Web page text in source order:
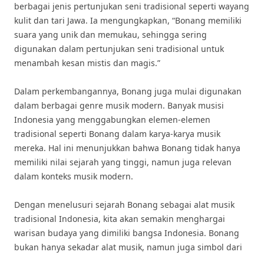
berbagai jenis pertunjukan seni tradisional seperti wayang
kulit dan tari Jawa. Ia mengungkapkan, “Bonang memiliki
suara yang unik dan memukau, sehingga sering
digunakan dalam pertunjukan seni tradisional untuk
menambah kesan mistis dan magis.”
Dalam perkembangannya, Bonang juga mulai digunakan
dalam berbagai genre musik modern. Banyak musisi
Indonesia yang menggabungkan elemen-elemen
tradisional seperti Bonang dalam karya-karya musik
mereka. Hal ini menunjukkan bahwa Bonang tidak hanya
memiliki nilai sejarah yang tinggi, namun juga relevan
dalam konteks musik modern.
Dengan menelusuri sejarah Bonang sebagai alat musik
tradisional Indonesia, kita akan semakin menghargai
warisan budaya yang dimiliki bangsa Indonesia. Bonang
bukan hanya sekadar alat musik, namun juga simbol dari